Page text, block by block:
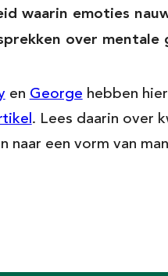
waarin emoties
over mentale
en George hebben
. Lees daarin over
naar een vorm van